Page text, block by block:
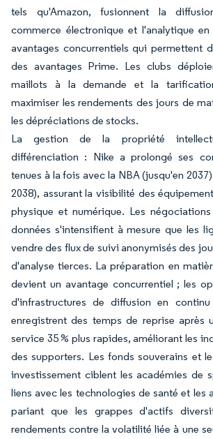
tels qu'Amazon, fusionnent la
commerce électronique et l'analytique
avantages concurrentiels qui permettent
des avantages Prime. Les clubs
maillots à la demande et la
maximiser les rendements des jours de
les dépréciations de stocks.
La gestion de la propriété
différenciation : Nike a prolongé ses
tenues à la fois avec la NBA (jusqu'en
2038), assurant la visibilité des
physique et numérique. Les
données s'intensifient à mesure que les
vendre des flux de suivi anonymisés des
d'analyse tierces. La préparation en
devient un avantage concurrentiel ; les
d'infrastructures de diffusion en
enregistrent des temps de reprise après
service 35 % plus rapides, améliorant les
des supporters. Les fonds souverains et
investissement ciblent les académies de
liens avec les technologies de santé et les
pariant que les grappes d'actifs
rendements contre la volatilité liée à une